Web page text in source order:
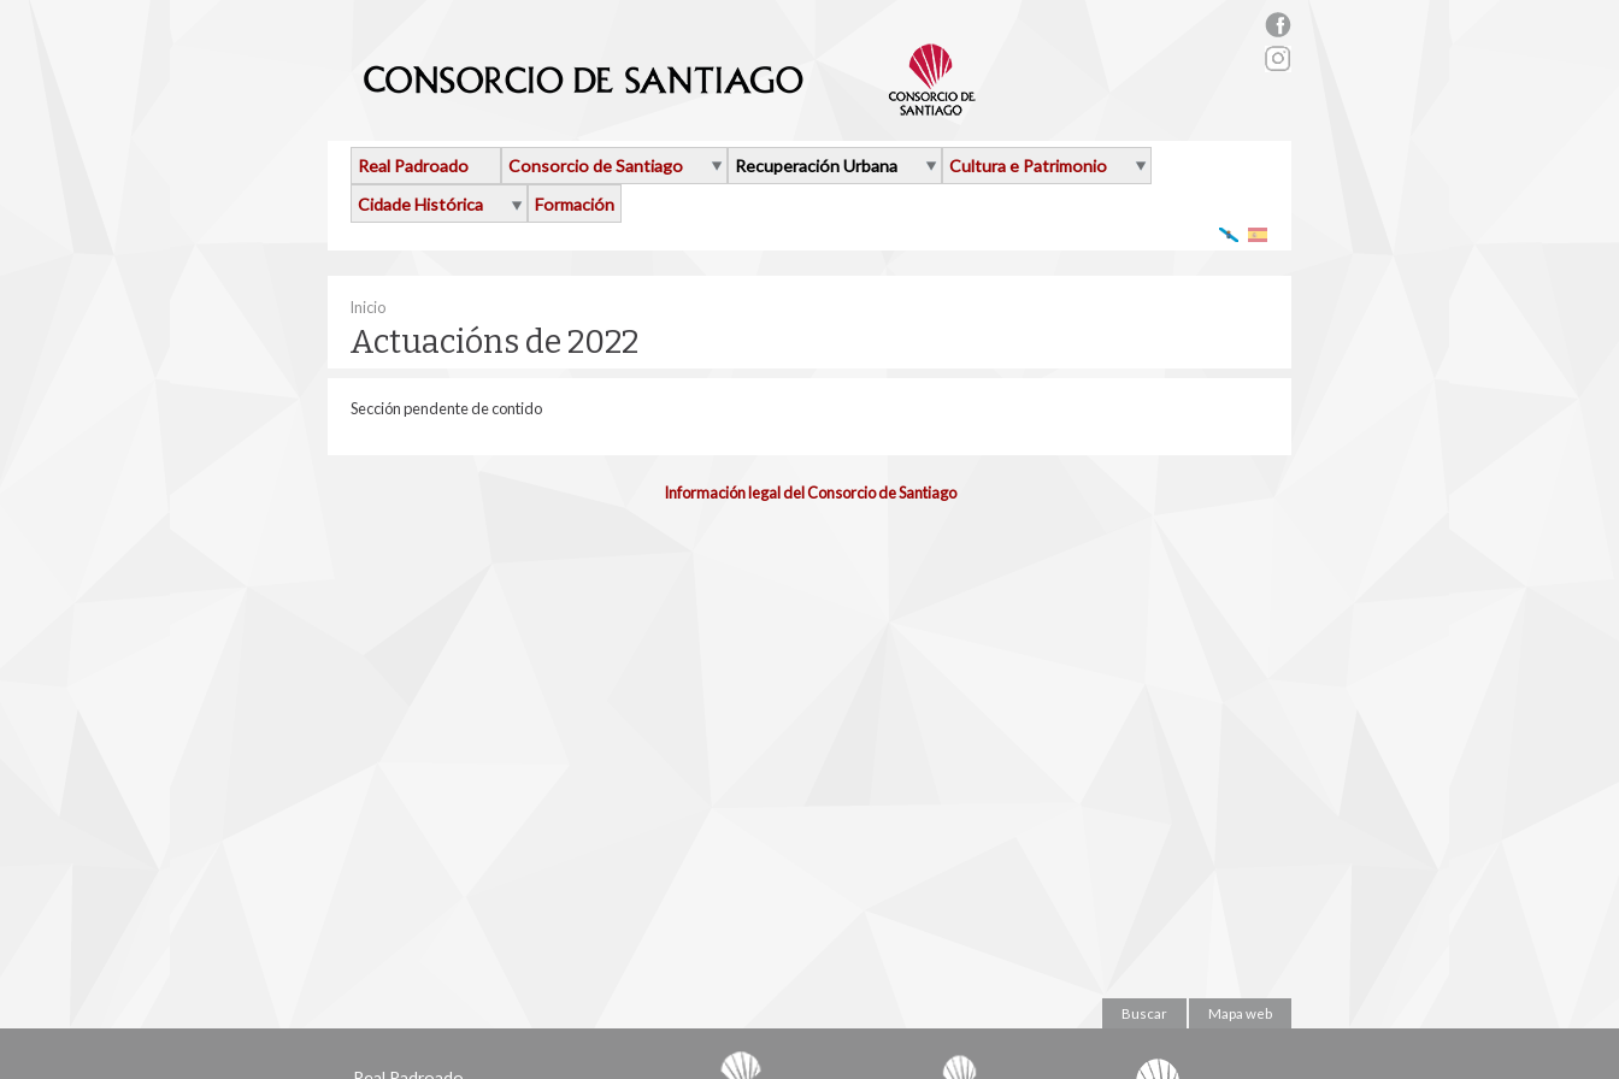
rs_facebook.png
Real Padroado Consorcio de Santiago Recuperación Urbana
Cultura e Patrimonio
Cidade Histórica
Formación
Vostede está aquí
Inicio
Actuacións de 2022
Sección pendente de contido
Información legal del Consorcio de Santiago
Buscar Mapa web